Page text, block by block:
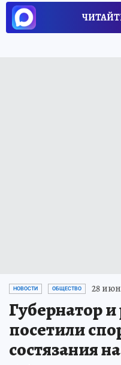
НОВОСТИ ОБЩЕСТВО 28
Губернатор и
посетили
состязания